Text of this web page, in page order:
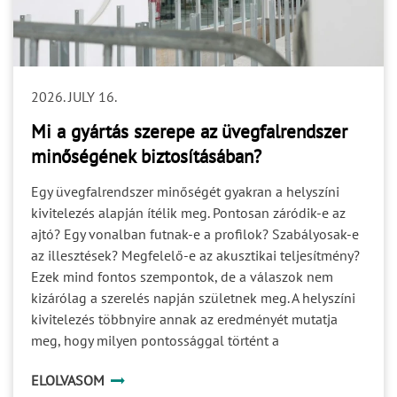
tisztázatlan felelősség nem feltétlenül okoz azonnal
problémát. Gyakran csak akkor válik láthatóvá, amikor
egy döntésre már a gyártásnak vagy a kivitelezésnek
nem csupán a feladatok kiosztása, hanem a döntési és
jóváhagyási felelősségek egyértelmű rögzítése. 4. Az
ütemezés Egy helyes műszaki döntés is kockázatot
okozhat, ha túl későn születik meg. A tervezési,
jóváhagyási, gyártási, szállítási és kivitelezési folyamat
egymásra épül. Ha az egyik szakasz nyitott kérdéseket
ad tovább a következőnek, a bizonytalanság végigfut a
teljes ütemezésen. A gyártási idő önmagában ezért nem
írja le a projekt teljes időigényét. Figyelembe kell
venni: a szükséges műszaki egyeztetéseket; a
dokumentumok jóváhagyását; a helyszíni felmérést; a
fogadószerkezetek készültségét; a logisztikai és
Egy rendszer akkor megfelelő, ha nemcsak fizikailag
2026. JULY 16.
Mi a gyártás szerepe az üvegfalrendszer
minőségének biztosításában?
Egy üvegfalrendszer minőségét gyakran a helyszíni
kivitelezés alapján ítélik meg. Pontosan záródik-e az
ajtó? Egy vonalban futnak-e a profilok? Szabályosak-e
az illesztések? Megfelelő-e az akusztikai teljesítmény?
Ezek mind fontos szempontok, de a válaszok nem
kizárólag a szerelés napján születnek meg. A helyszíni
kivitelezés többnyire annak az eredményét mutatja
meg, hogy milyen pontossággal történt a
üvegek megrendelése és a különböző szereplők
ELOLVASOM